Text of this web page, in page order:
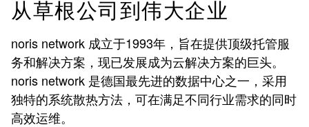
从草根公司到伟大企业
noris network 成立于1993年，旨在提供顶级托管服
务和解决方案，现已发展成为云解决方案的巨头。
noris network 是德国最先进的数据中心之一，采用
独特的系统散热方法，可在满足不同行业需求的同时
高效运维。